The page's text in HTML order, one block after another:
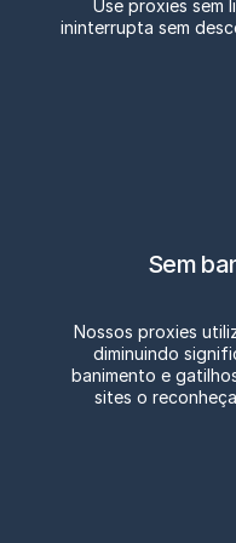
Use proxies sem
ininterrupta sem
Sem
Nossos proxies
diminuindo
banimento e
sites o